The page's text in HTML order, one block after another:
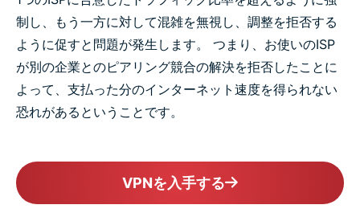
制し、もう一方に対して混雑を無視し、調整を拒否する
ように促すと問題が発生します。 つまり、お使いのISP
が別の企業とのピアリング競合の解決を拒否したことに
よって、支払った分のインターネット速度を得られない
恐れがあるということです。
VPNを入手する